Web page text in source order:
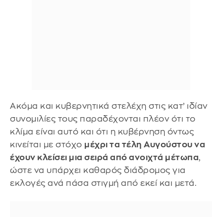
Ακόμα και κυβερνητικά στελέχη στις κατ’ ιδίαν
συνομιλίες τους παραδέχονται πλέον ότι το
κλίμα είναι αυτό και ότι η κυβέρνηση όντως
κινείται με στόχο μέχρι τα τέλη Αυγούστου να
έχουν κλείσει μια σειρά από ανοιχτά μέτωπα,
ώστε να υπάρχει καθαρός διάδρομος για
εκλογές ανά πάσα στιγμή από εκεί και μετά.